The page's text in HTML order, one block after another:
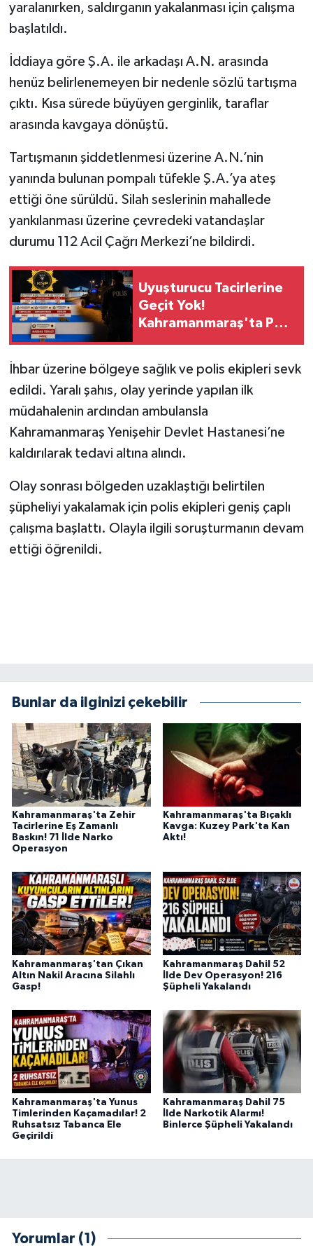
yaralanırken, saldırganın yakalanması için çalışma
başlatıldı.
İddiaya göre Ş.A. ile arkadaşı A.N. arasında
henüz belirlenemeyen bir nedenle sözlü tartışma
çıktı. Kısa sürede büyüyen gerginlik, taraflar
arasında kavgaya dönüştü.
Tartışmanın şiddetlenmesi üzerine A.N.’nin
yanında bulunan pompalı tüfekle Ş.A.’ya ateş
ettiği öne sürüldü. Silah seslerinin mahallede
yankılanması üzerine çevredeki vatandaşlar
durumu 112 Acil Çağrı Merkezi’ne bildirdi.
Uyuşturucu Tacirlerine
Geçit Yok!
Kahramanmaraş'ta Peş
İhbar üzerine bölgeye sağlık ve polis ekipleri sevk
edildi. Yaralı şahıs, olay yerinde yapılan ilk
müdahalenin ardından ambulansla
Kahramanmaraş Yenişehir Devlet Hastanesi’ne
kaldırılarak tedavi altına alındı.
Olay sonrası bölgeden uzaklaştığı belirtilen
şüpheliyi yakalamak için polis ekipleri geniş çaplı
çalışma başlattı. Olayla ilgili soruşturmanın devam
ettiği öğrenildi.
Bunlar da ilginizi çekebilir
Kahramanmaraş'ta Zehir
Tacirlerine Eş Zamanlı
Baskın! 71 İlde Narko
Operasyon
Kahramanmaraş'ta Bıçaklı
Kavga: Kuzey Park'ta Kan
Aktı!
Kahramanmaraş'tan Çıkan
Altın Nakil Aracına Silahlı
Gasp!
Kahramanmaraş Dahil 52
İlde Dev Operasyon! 216
Şüpheli Yakalandı
Kahramanmaraş'ta Yunus
Timlerinden Kaçamadılar! 2
Ruhsatsız Tabanca Ele
Geçirildi
Kahramanmaraş Dahil 75
İlde Narkotik Alarmı!
Binlerce Şüpheli Yakalandı
Yorumlar (1)
SEÇİM 2011
ÜÇÜNCÜ SAYFA
Yemek
SİVİL TOPLUM
SEÇİM 2014
KİM KİMDİR
ÇEK GÖNDER
KİTAP
HEDEF2020
MİZAH
TARİH
Genel
Politika
YEREL
SEÇİM 2015
ÇEVRE
BİLİM VE TEKNOLOJİ
YARIŞMALAR
TANITIM
HABERDE İNSAN